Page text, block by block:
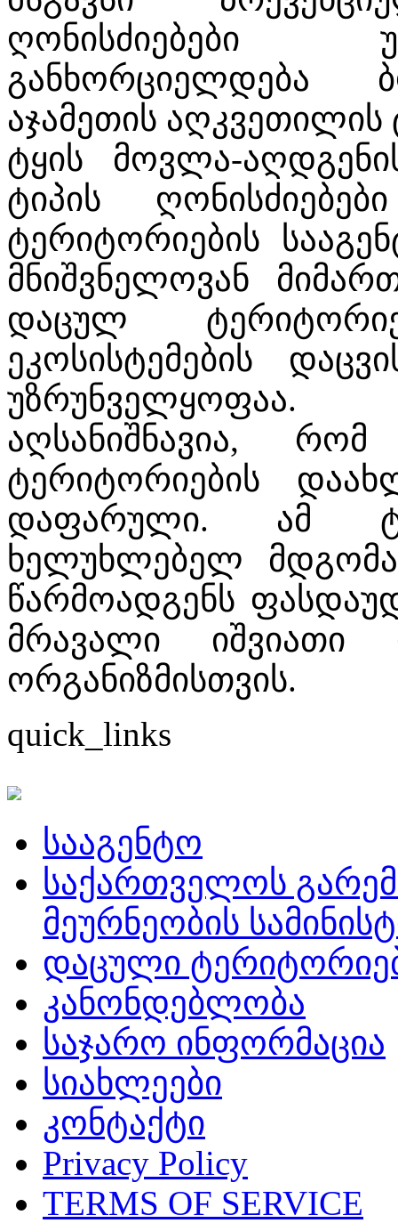
ღონისძიებები
განხორციელდება
აჯამეთის აღკვეთილის
ტყის მოვლა-
ტიპის
ტერიტორიების
მნიშვნელოვან
დაცულ
ეკოსისტემების
უზრუნველყოფაა.
აღსანიშნავია,
ტერიტორიების
დაფარული. ამ
ხელუხლებელ
წარმოადგენს
მრავალი
ორგანიზმისთვის.
quick_links
სააგენტო
საქართველოს
მეურნეობის
დაცული
კანონდებლობა
საჯარო ინფორმაცია
სიახლეები
კონტაქტი
Privacy Policy
TERMS OF SERVICE